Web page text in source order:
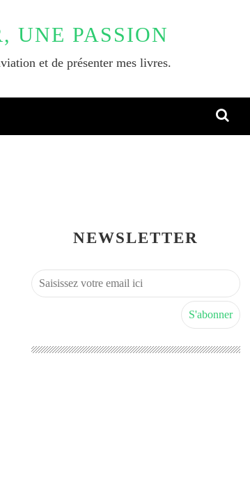
UNE PASSION
et de présenter mes livres.
NEWSLETTER